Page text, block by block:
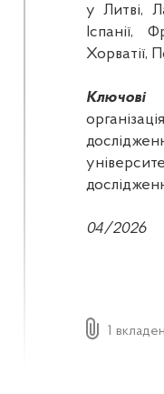
у Литві,
Іспанії,
Хорватії,
Ключові
04/2026
1